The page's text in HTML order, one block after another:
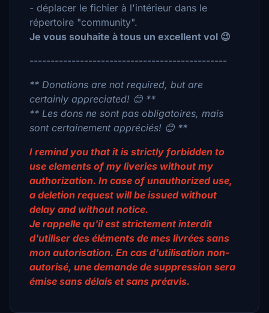
- déplacer le fichier à l'intérieur dans le
répertoire "community".
Je vous souhaite à tous un excellent vol 😉
-----------------------------------------------
** Donations are not required, but are
certainly appreciated! 😊 **
** Les dons ne sont pas obligatoires, mais
sont certainement appréciés! 😊 **
I remind you that it is strictly forbidden to
use elements of my liveries without my
authorization. In case of unauthorized use,
a deletion request will be issued without
delay and without notice.
Je rappelle qu'il est strictement interdit
d'utiliser des éléments de mes livrées sans
mon autorisation. En cas d'utilisation non-
autorisé, une demande de suppression sera
émise sans délais et sans préavis.